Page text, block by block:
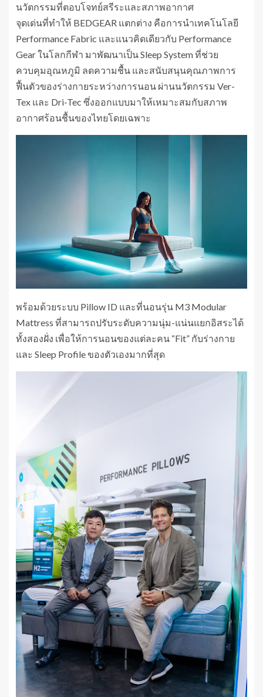
นวัตกรรมที่ตอบโจทย์สรีระและสภาพอากาศ
จุดเด่นที่ทำให้ BEDGEAR แตกต่าง คือการนำเทคโนโลยี
Performance Fabric และแนวคิดเดียวกับ Performance
Gear ในโลกกีฬา มาพัฒนาเป็น Sleep System ที่ช่วย
ควบคุมอุณหภูมิ ลดความชื้น และสนับสนุนคุณภาพการ
ฟื้นตัวของร่างกายระหว่างการนอน ผ่านนวัตกรรม Ver-
Tex และ Dri-Tec ซึ่งออกแบบมาให้เหมาะสมกับสภาพ
อากาศร้อนชื้นของไทยโดยเฉพาะ
พร้อมด้วยระบบ Pillow ID และที่นอนรุ่น M3 Modular
Mattress ที่สามารถปรับระดับความนุ่ม-แน่นแยกอิสระได้
ทั้งสองฝั่ง เพื่อให้การนอนของแต่ละคน “Fit” กับร่างกาย
และ Sleep Profile ของตัวเองมากที่สุด